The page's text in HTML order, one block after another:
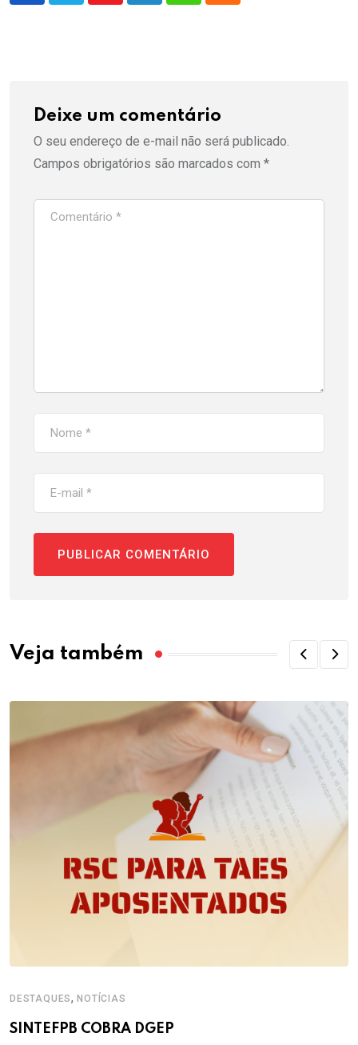
Deixe um comentário
O seu endereço de e-mail não será publicado.
Campos obrigatórios são marcados com *
Veja também
DESTAQUES,NOTÍCIAS
SINTEFPB COBRA DGEP